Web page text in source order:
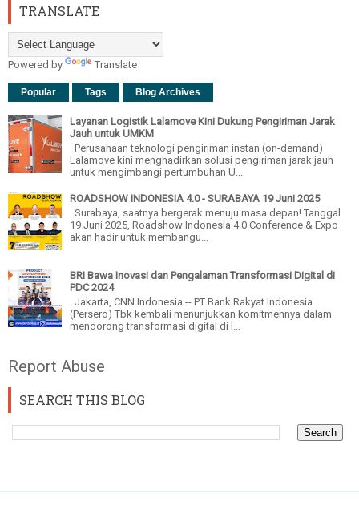
TRANSLATE
Powered by Translate
Popular Tags Blog Archives
Layanan Logistik Lalamove Kini Dukung Pengiriman Jarak
Jauh untuk UMKM
Perusahaan teknologi pengiriman instan (on-demand)
Lalamove kini menghadirkan solusi pengiriman jarak jauh
untuk mengimbangi pertumbuhan U...
ROADSHOW INDONESIA 4.0 - SURABAYA 19 Juni 2025
Surabaya, saatnya bergerak menuju masa depan! Tanggal
19 Juni 2025, Roadshow Indonesia 4.0 Conference & Expo
akan hadir untuk membangu...
BRI Bawa Inovasi dan Pengalaman Transformasi Digital di
PDC 2024
Jakarta, CNN Indonesia -- PT Bank Rakyat Indonesia
(Persero) Tbk kembali menunjukkan komitmennya dalam
mendorong transformasi digital di I...
Report Abuse
SEARCH THIS BLOG